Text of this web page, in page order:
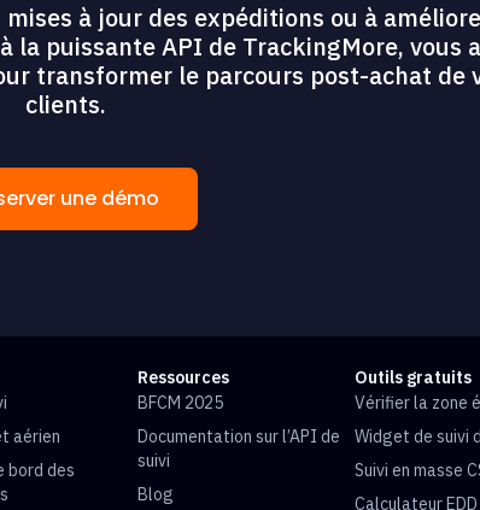
à jour des expéditions ou à
la puissante API de TrackingMore, vous
transformer le parcours post-achat de
clients.
une démo
aérien
bord des
Ressources
BFCM 2025
Documentation sur l’API de
suivi
Blog
Outils gratuits
Vérifier la zone
Widget de suivi
Suivi en masse
Calculateur EDD